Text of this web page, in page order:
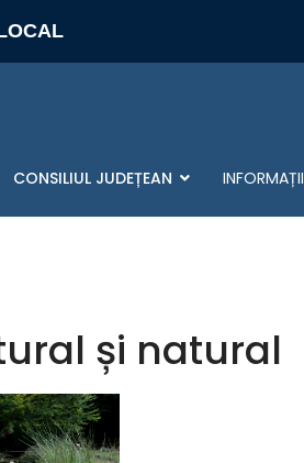
CONSILIUL JUDEȚEAN
și natural